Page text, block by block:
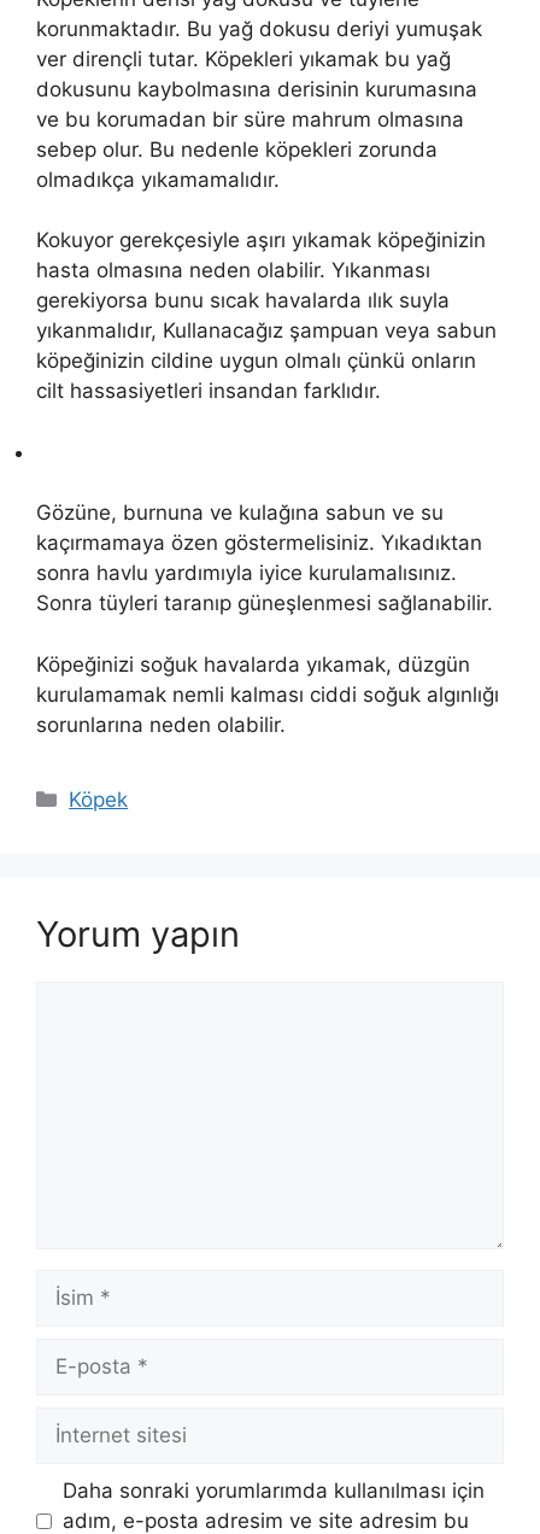
korunmaktadır. Bu yağ dokusu deriyi yumuşak
ver dirençli tutar. Köpekleri yıkamak bu yağ
dokusunu kaybolmasına derisinin kurumasına
ve bu korumadan bir süre mahrum olmasına
sebep olur. Bu nedenle köpekleri zorunda
olmadıkça yıkamamalıdır.
Kokuyor gerekçesiyle aşırı yıkamak köpeğinizin
hasta olmasına neden olabilir. Yıkanması
gerekiyorsa bunu sıcak havalarda ılık suyla
yıkanmalıdır, Kullanacağız şampuan veya sabun
köpeğinizin cildine uygun olmalı çünkü onların
cilt hassasiyetleri insandan farklıdır.
Gözüne, burnuna ve kulağına sabun ve su
kaçırmamaya özen göstermelisiniz. Yıkadıktan
sonra havlu yardımıyla iyice kurulamalısınız.
Sonra tüyleri taranıp güneşlenmesi sağlanabilir.
Köpeğinizi soğuk havalarda yıkamak, düzgün
kurulamamak nemli kalması ciddi soğuk algınlığı
sorunlarına neden olabilir.
Kategoriler
Köpek
Yorum yapın
İsim
posta
İnternet
sitesi
Daha sonraki yorumlarımda kullanılması için
adım, e-posta adresim ve site adresim bu